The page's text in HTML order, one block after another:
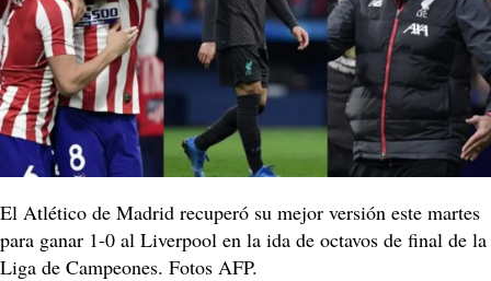
El Atlético de Madrid recuperó su mejor versión este martes
para ganar 1-0 al Liverpool en la ida de octavos de final de la
Liga de Campeones. Fotos AFP.